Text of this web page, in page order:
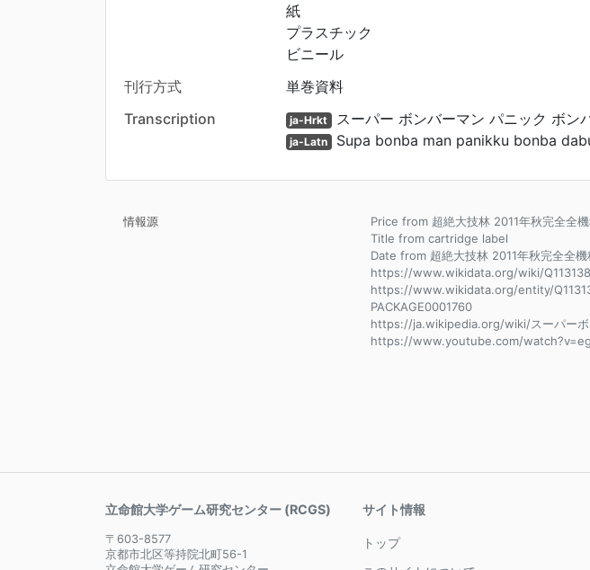
紙
プラスチック
ビニール
刊行方式
単巻資料
Transcription
ja-Hrkt スーパー ボンバーマン パニック ボン
ja-Latn Supa bonba man panikku bonba
情報源
Price from 超絶大技林 2011年秋完全全
Title from cartridge label
Date from 超絶大技林 2011年秋完全全
https://www.wikidata.org/wiki/
https://www.wikidata.org/entity/
PACKAGE0001760
https://ja.wikipedia.org/wiki/スーパーボ
https://www.youtube.com/
立命館大学ゲーム研究センター (RCGS)
〒603-8577
京都市北区等持院北町56-1
サイト情報
トップ